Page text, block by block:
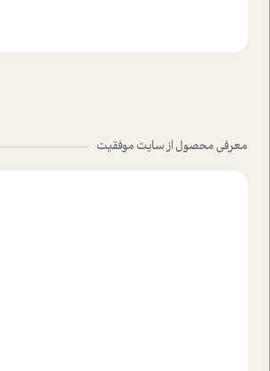
معرفی محصول از سایت موفقیت